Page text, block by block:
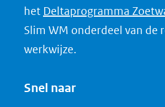
d
I
het Deltaprogramma
Slim WM onderdeel van de
werkwijze.
Snel naar